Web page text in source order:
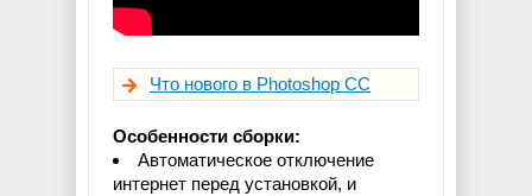
Что нового в Photoshop CC
Особенности сборки:
Автоматическое отключение
интернет перед установкой, и